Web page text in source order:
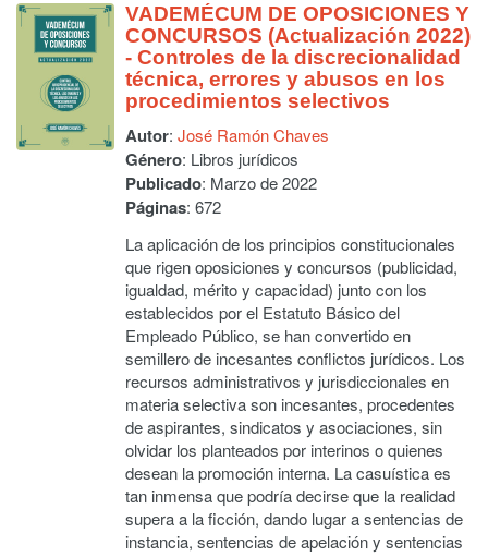
VADEMÉCUM DE OPOSICIONES Y
CONCURSOS (Actualización 2022)
- Controles de la discrecionalidad
técnica, errores y abusos en los
procedimientos selectivos
Autor: José Ramón Chaves
Género: Libros jurídicos
Publicado: Marzo de 2022
Páginas: 672
La aplicación de los principios constitucionales
que rigen oposiciones y concursos (publicidad,
igualdad, mérito y capacidad) junto con los
establecidos por el Estatuto Básico del
Empleado Público, se han convertido en
semillero de incesantes conflictos jurídicos. Los
recursos administrativos y jurisdiccionales en
materia selectiva son incesantes, procedentes
de aspirantes, sindicatos y asociaciones, sin
olvidar los planteados por interinos o quienes
desean la promoción interna. La casuística es
tan inmensa que podría decirse que la realidad
supera a la ficción, dando lugar a sentencias de
instancia, sentencias de apelación y sentencias